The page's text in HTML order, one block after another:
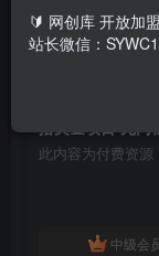
无需担心，按照
每天也能稳定地
撸美金项目 无门
此内容为付费资源
中级会
🔰 网创库 开放加
站长微信：